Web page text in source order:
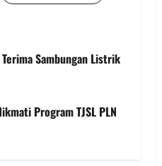
Sambungan Listrik
Program TJSL PLN